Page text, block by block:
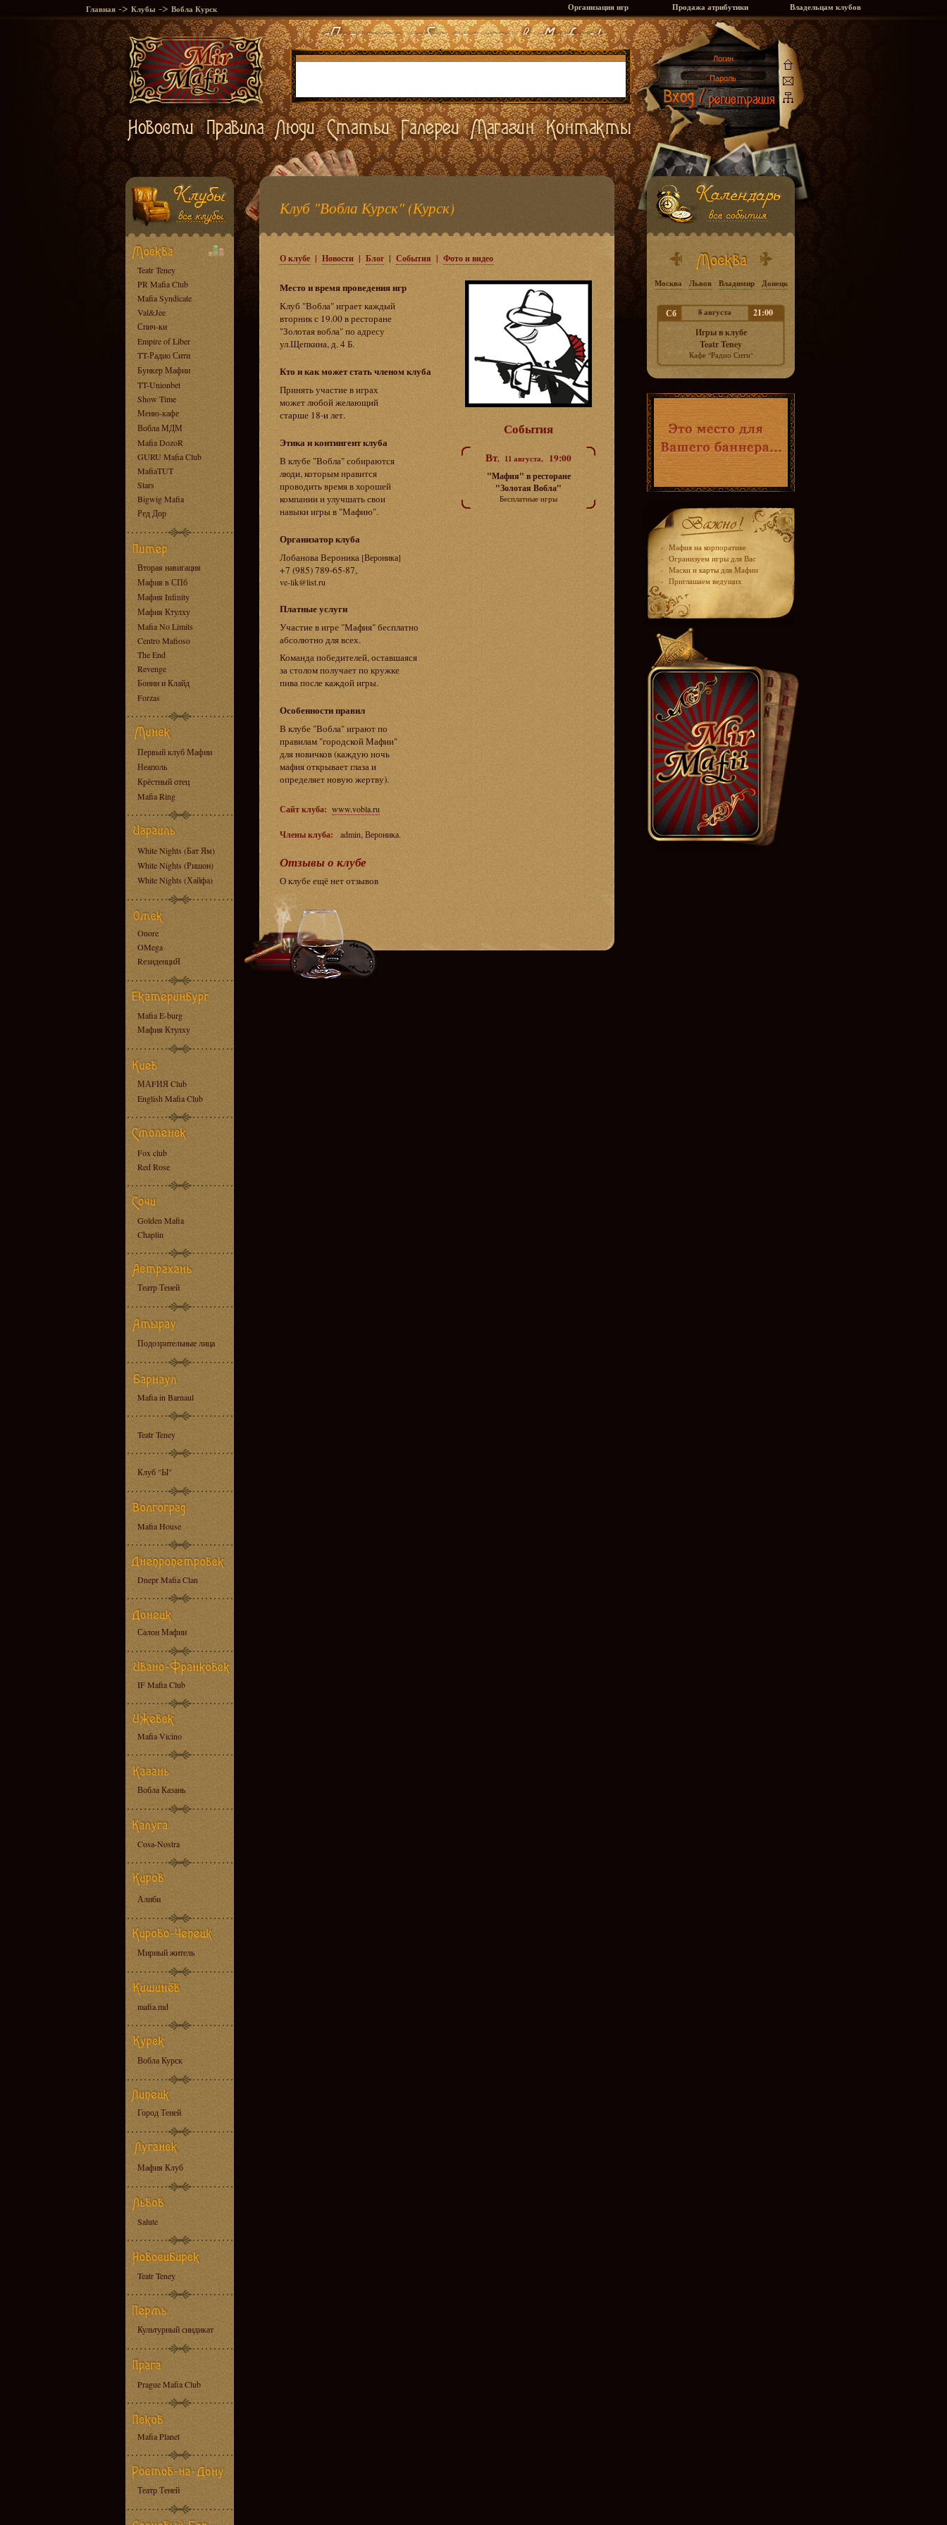
Главная -> Клубы -> Вобла Курск Организация игр Продажа атрибутики Владельцам клубов
Teatr Teney
PR Mafia Club
Mafia Syndicate
Val&Jee
Спич-ки
Empire of Liber
TT-Радио Сити
Бункер Мафии
TT-Unionbet
Show Time
Меню-кафе
Вобла МДМ
Mafia DozoR
GURU Mafia Club
MafiaTUT
Stars
Bigwig Mafia
Ред Дор
Вторая навигация
Мафия в СПб
Мафия Infinity
Мафия Ктулху
Mafia No Limits
Centro Mafioso
The End
Revenge
Бонни и Клайд
Forzas
Первый клуб Мафии
Неаполь
Крёстный отец
Mafia Ring
White Nights (Бат Ям)
White Nights (Ришон)
White Nights (Хайфа)
Onore
OMega
RезиденциЯ
Mafia E-burg
Мафия Ктулху
МАFИЯ Club
English Mafia Club
Fox club
Red Rose
Golden Mafia
Chaplin
Театр Теней
Подозрительные лица
Mafia in Barnaul
Teatr Teney
Клуб "Ы"
Mafia House
Dnepr Mafia Clan
Салон Мафии
IF Mafia Club
Mafia Vicino
Вобла Казань
Cosa-Nostra
Алиби
Мирный житель
mafia.md
Вобла Курск
Город Теней
Мафия Клуб
Salute
Teatr Teney
Культурный синдикат
Prague Mafia Club
Mafia Planet
Театр Теней
Клуб "Вобла Курск" (Курск)
О клубе |Новости | Блог | События | Фото и видео
События
Вт, 11 августа, 19:00
"Мафия" в ресторане
"Золотая Вобла"
Бесплатные игры
Место и время проведения игр
Клуб "Вобла" играет каждый
вторник с 19.00 в ресторане
"Золотая вобла" по адресу
ул.Щепкина, д. 4 Б.
Кто и как может стать членом клуба
Принять участие в играх
может любой желающий
старше 18-и лет.
Этика и контингент клуба
В клубе "Вобла" собираются
люди, которым нравится
проводить время в хорошей
компании и улучшать свои
навыки игры в "Мафию".
Организатор клуба
Лобанова Вероника [Вероника]
+7 (985) 789-65-87,
ve-lik@list.ru
Платные услуги
Участие в игре "Мафия" бесплатно
абсолютно для всех.
Команда победителей, оставшаяся
за столом получает по кружке
пива после каждой игры.
Особенности правил
В клубе "Вобла" играют по
правилам "городской Мафии"
для новичков (каждую ночь
мафия открывает глаза и
определяет новую жертву).
Сайт клуба: www.vobla.ru
Члены клуба: admin,Вероника.
Отзывы о клубе
О клубе ещё нет отзывов
Москва Львов Владимир Донецк
Сб 8 августа
21:00
Игры в клубе
Teatr Teney
Кафе "Радио Сити"
- Мафия на корпоративе
- Огранизуем игры для Вас
- Маски и карты для Мафии
- Приглашаем ведущих